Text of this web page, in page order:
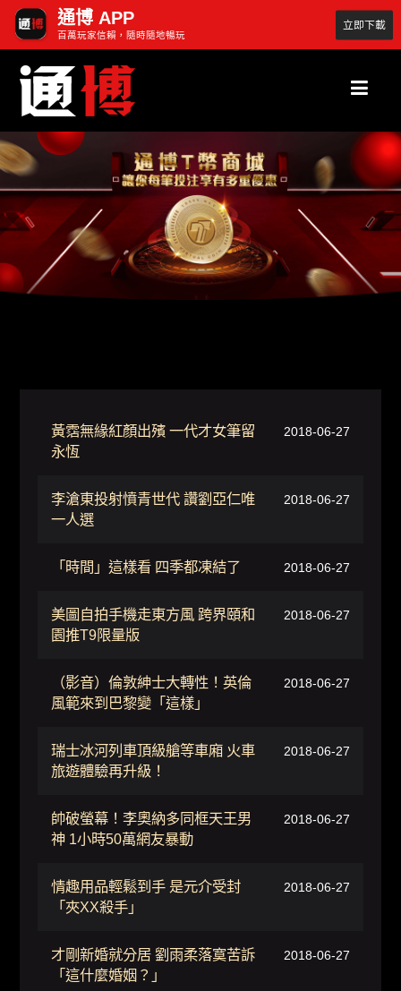
通博 APP
百萬玩家信賴，隨時隨地暢玩
立即下載
2018-06-27
黃霑無緣紅顏出殯 一代才女筆留
永恆
2018-06-27
李滄東投射憤青世代 讚劉亞仁唯
一人選
2018-06-27
「時間」這樣看 四季都凍結了
2018-06-27
美圖自拍手機走東方風 跨界頤和
園推T9限量版
2018-06-27
（影音）倫敦紳士大轉性！英倫
風範來到巴黎變「這樣」
2018-06-27
瑞士冰河列車頂級艙等車廂 火車
旅遊體驗再升級！
2018-06-27
帥破螢幕！李奧納多同框天王男
神 1小時50萬網友暴動
2018-06-27
情趣用品輕鬆到手 是元介受封
「夾XX殺手」
2018-06-27
才剛新婚就分居 劉雨柔落寞苦訴
「這什麼婚姻？」